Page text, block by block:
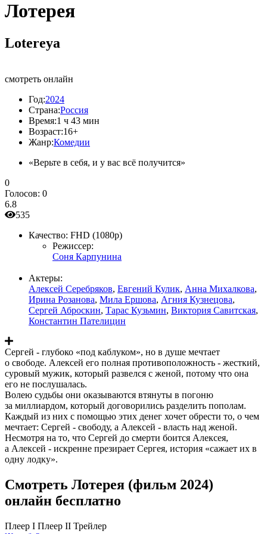
Лотерея
Lotereya
смотреть онлайн
Год:2024
Страна:Россия
Время:1 ч 43 мин
Возраст:16+
Жанр:Комедии
«Верьте в себя, и у вас всё получится»
0
Голосов: 0
6.8
535
Качество: FHD (1080p)
Режиссер:
Соня Карпунина
Актеры:
Алексей Серебряков, Евгений Кулик, Анна Михалкова,
Ирина Розанова, Мила Ершова, Агния Кузнецова,
Сергей Аброскин, Тарас Кузьмин, Виктория Савитская,
Константин Пателицин
Сергей - глубоко «под каблуком», но в душе мечтает
о свободе. Алексей его полная противоположность - жесткий,
суровый мужик, который развелся с женой, потому что она
его не послушалась.
Волею судьбы они оказываются втянуты в погоню
за миллиардом, который договорились разделить пополам.
Каждый из них с помощью этих денег хочет обрести то, о чем
мечтает: Сергей - свободу, а Алексей - власть над женой.
Несмотря на то, что Сергей до смерти боится Алексея,
а Алексей - искренне презирает Сергея, история «сажает их в
одну лодку».
Смотреть Лотерея (фильм 2024)
онлайн бесплатно
Плеер I Плеер II Трейлер